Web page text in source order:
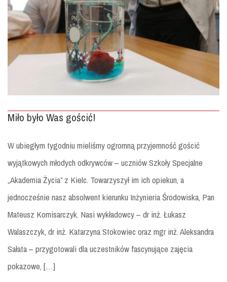
Miło było Was gościć!
W ubiegłym tygodniu mieliśmy ogromną przyjemność gościć
wyjątkowych młodych odkrywców – uczniów Szkoły Specjalne
„Akademia Życia” z Kielc. Towarzyszył im ich opiekun, a
jednocześnie nasz absolwent kierunku Inżynieria Środowiska, Pan
Mateusz Komisarczyk. Nasi wykładowcy – dr inż. Łukasz
Walaszczyk, dr inż. Katarzyna Stokowiec oraz mgr inż. Aleksandra
Sałata – przygotowali dla uczestników fascynujące zajęcia
pokazowe, […]